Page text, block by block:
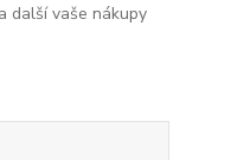
další vaše nákupy